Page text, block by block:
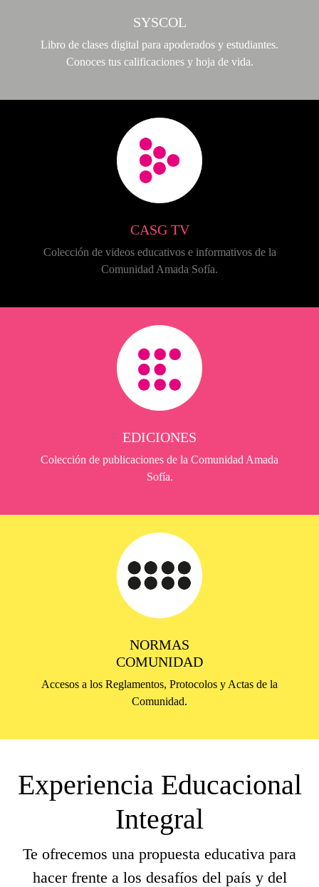
SYSCOL
Libro de clases digital para apoderados y estudiantes.
Conoces tus calificaciones y hoja de vida.
CASG TV
Colección de videos educativos e informativos de la
Comunidad Amada Sofía.
EDICIONES
Colección de publicaciones de la Comunidad Amada
Sofía.
NORMAS
COMUNIDAD
Accesos a los Reglamentos, Protocolos y Actas de la
Comunidad.
Experiencia Educacional
Integral
Te ofrecemos una propuesta educativa para
hacer frente a los desafíos del país y del